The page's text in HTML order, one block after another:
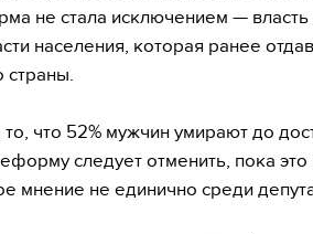
не стала исключением —
населения, которая ранее
страны.
то, что 52% мужчин умирают до
следует отменить, пока
мнение не единично среди